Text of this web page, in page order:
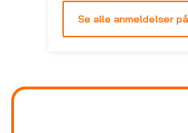
Se alle anmeldelser